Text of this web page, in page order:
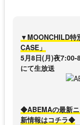
▼MOONCHILD特
CASE」
5月8日(月)夜7:00-
にて生放送
◆ABEMAの最新ニ
新情報はコチラ◆